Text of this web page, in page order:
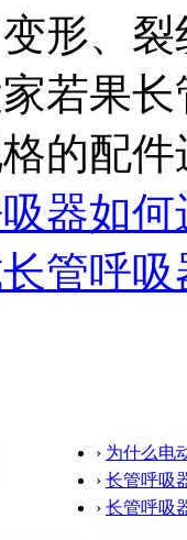
形、
果长
的配
器如
管呼
› 为什么电
› 长管呼吸
› 长管呼吸